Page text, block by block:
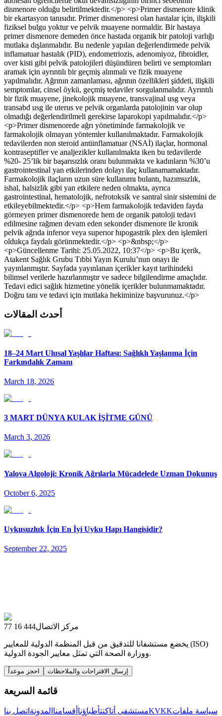
dismenore olduğu belirtilmektedir.</p> <p>Primer dismenore klinik
bir ekartasyon tanısıdır. Primer dismenoresi olan hastalar için, ilişkili
fiziksel bulgu yoktur ve pelvik muayene normaldir. Bir hastaya
primer dismenore demeden önce hastada organik bir patoloji varlığı
mutlaka dışlanmalıdır. Bu nedenle yapılan değerlendirmede pelvik
inflamatuar hastalık (PID), endometriozis, adenomiyoz, fibroidler,
over kisti gibi pelvik patolojileri düşündüren belirti ve semptomları
aramak için ayrıntılı bir geçmiş alınmalı ve fizik muayene
yapılmalıdır. Ağrının zamanlaması, ağrının özellikleri şiddeti, ilişkili
semptomlar, cinsel öykü, geçmiş tedaviler sorgulanmalıdır. Ayrıntılı
bir fizik muayene, jinekolojik muayene, transvajinal usg veya
transabd usg ile uterus ve pelvik organlarda patolojinin var olup
olmadığı değerlendirilmeli gerekirse laparokopi yapılmalıdır.</p>
<p>Primer dismenorede ağrı yönetiminde farmakolojik ve
farmakolojik olmayan yöntemler kullanılmaktadır. Farmakolojik
tedavilerden non steroid antiinflamatuar (NSAİ) ilaçlar, hormonal
kontraseptifler ve analjezikler kullanılmakta iken bu tedavilerde
%20- 25’lik bir başarısızlık oranı bulunmakta ve kadınların %30’u
gastrointestinal yan etkilerinden dolayı ilaç kullanamamaktadır.
Farmakolojik ilaçların uzun süre kullanımı bulantı, hazımsızlık,
ishal, halsizlik gibi yan etkilere neden olmakta, ayrıca
gastrointestinal, hematolojik, nefrotoksik ve santral sinir sistemini de
etkileyebilmektedir.</p> <p>Hem farmakolojik tedaviden fayda
görmeyen primer dismenorede hem de organik patoloji tedavi
edilmesine rağmen devam eden sekonder dismenore ile kronik
pelvik ağrıda inferıor veya superıor hıpogastrik plex den işlemleri
oldukça faydalı görünmektedir.</p> <p>&nbsp;</p>
<p>Güncellenme Tarihi: 25.05.2022, 10:37</p> <p>Bu içerik,
Atakent Sağlık Grubu Tıbbi Yayın Kurulu’nun onayı ile
yayınlanmıştır. Sayfada yayınlanan içerikler kayıt tarihindeki
bilimsel verilerle hazırlanmıştır ve sadece bilgilendirme amaçlıdır.
Tedavi edici sağlık hizmetine yönelik içerikler bulunmamaktadır.
Doğru tanı ve tedavi için mutlaka hekiminize başvurunuz.</p>
أحدث المقالات
18–24 Mart Ulusal Yaşlılar Haftası: Sağlıklı Yaşlanma İçin
Farkındalık Zamanı
March 18, 2026
3 MART DÜNYA KULAK İŞİTME GÜNÜ
March 3, 2026
Yalova Algoloji: Kronik Ağrılarla Mücadelede Uzman Dokunuş
October 6, 2025
Uykusuzluk İçin En İyi Uyku Hapı Hangisidir?
September 22, 2025
مركز الاتصال444 16 77
يخضع مستشفانا للتدقيق من قبل المنظمة الدولية للمعايير (ISO)
ووزارة الصحة التي تمثل معايير الجودة الدولية.
احجز موعداً إرسال الاقتراحات والملاحظات
قائمة السريعة
مستشفى أتاكنتأطباؤنا أقسامنا المدونة اتصل بنا KVKKسياسة ملفات